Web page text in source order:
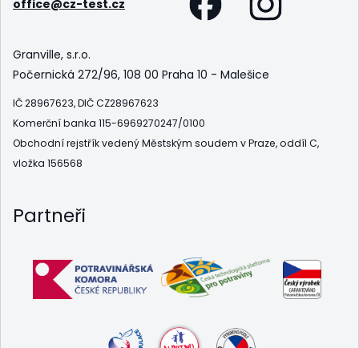
office@cz-test.cz
Granville, s.r.o.
Počernická 272/96, 108 00 Praha 10 - Malešice
IČ 28967623, DIČ CZ28967623
Komerční banka 115-6969270247/0100
Obchodní rejstřík vedený Městským soudem v Praze, oddíl C,
vložka 156568
Partneři